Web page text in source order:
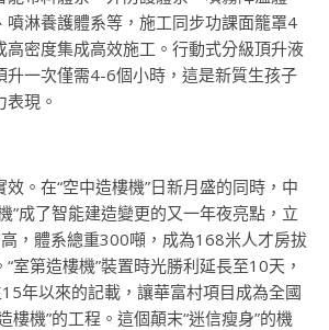
噴淋養護體系等，施工同步功課面籠罩4
高密度集成高效施工。行動式分級頂升液
升一次僅需4-6個小時，這是新質生孩子
現。
。在“空中造樓機”日新月盛的同時，中
”成了智能建造變更的又一年夜亮點，立
，體系總重300噸，成為168米人才房拔
室第造樓機”裝置時光勝利延長至10天，
15年以來的記載，讓華富村項目成為全國
樓機”的工程。這個顛末“迷信瘦身”的機